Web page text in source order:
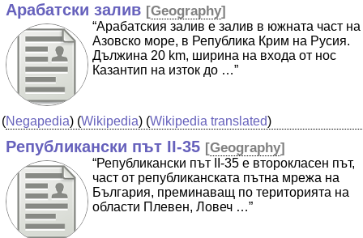
Арабатски залив [Geography]
“Арабатския залив е залив в южната част на
Азовско море, в Република Крим на Русия.
Дължина 20 km, ширина на входа от нос
Казантип на изток до …”
(Negapedia) (Wikipedia) (Wikipedia translated)
Републикански път II-35 [Geography]
“Републикански път II-35 е второкласен път,
част от републиканската пътна мрежа на
България, преминаващ по територията на
области Плевен, Ловеч …”